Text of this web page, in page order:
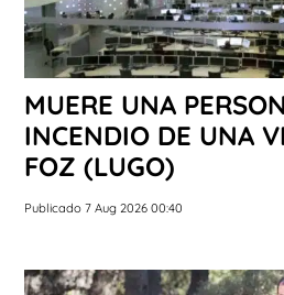
MUERE UNA
INCENDIO DE UNA
FOZ (LUGO)
Publicado 7 Aug 2026 00:40